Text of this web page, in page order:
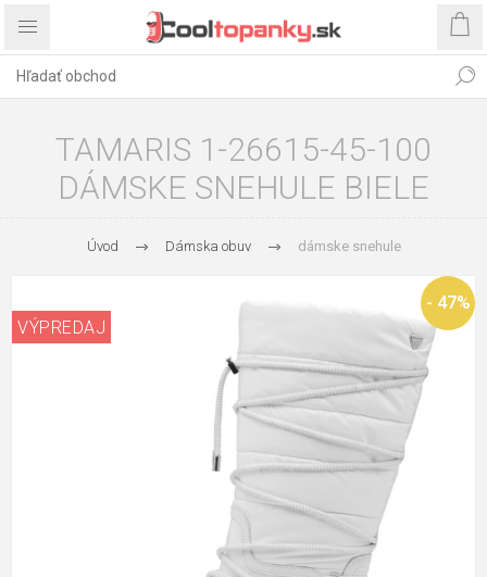
TAMARIS 1-26615-45-100
DÁMSKE SNEHULE BIELE
Úvod Dámska obuv dámske snehule
- 47%
VÝPREDAJ